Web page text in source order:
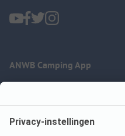
ANWB Camping App